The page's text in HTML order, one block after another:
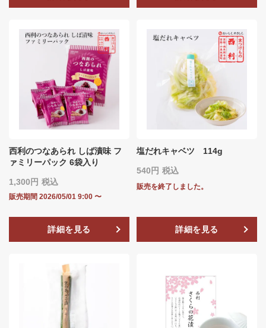
西利のつなあられ しば漬味 フ
ァミリーパック 6袋入り
1,300 税込
販売期間 2026/05/01 9:00 〜
詳細を見る
塩だれキャベツ 114g
540 税込
販売を終了しました。
詳細を見る